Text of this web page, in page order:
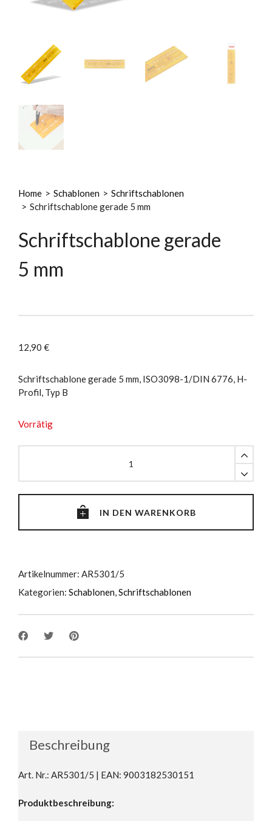
Home > Schablonen > Schriftschablonen
> Schriftschablone gerade 5 mm
Schriftschablone gerade
5 mm
12,90 €
Schriftschablone gerade 5 mm, ISO3098-1/DIN 6776, H-
Profil, Typ B
Vorrätig
5
mm
IN DEN WARENKORB
Artikelnummer: AR5301/5
Kategorien: Schablonen,Schriftschablonen
Beschreibung
Art. Nr.: AR5301/5 | EAN: 9003182530151
Produktbeschreibung: